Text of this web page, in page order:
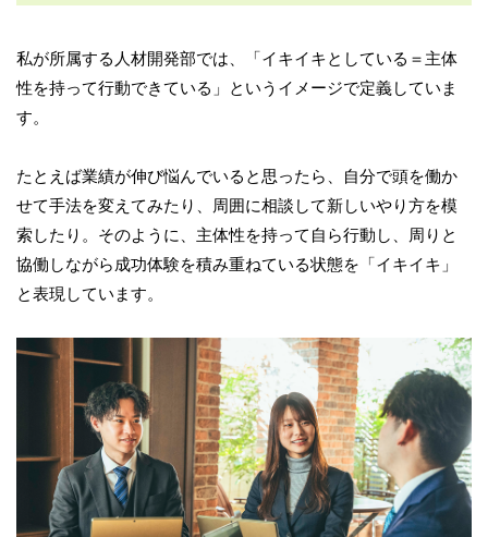
私が所属する人材開発部では、「イキイキとしている＝主体
性を持って行動できている」というイメージで定義していま
す。
たとえば業績が伸び悩んでいると思ったら、自分で頭を働か
せて手法を変えてみたり、周囲に相談して新しいやり方を模
索したり。そのように、主体性を持って自ら行動し、周りと
協働しながら成功体験を積み重ねている状態を「イキイキ」
と表現しています。